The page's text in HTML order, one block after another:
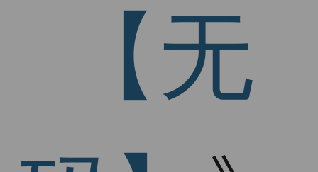
【无